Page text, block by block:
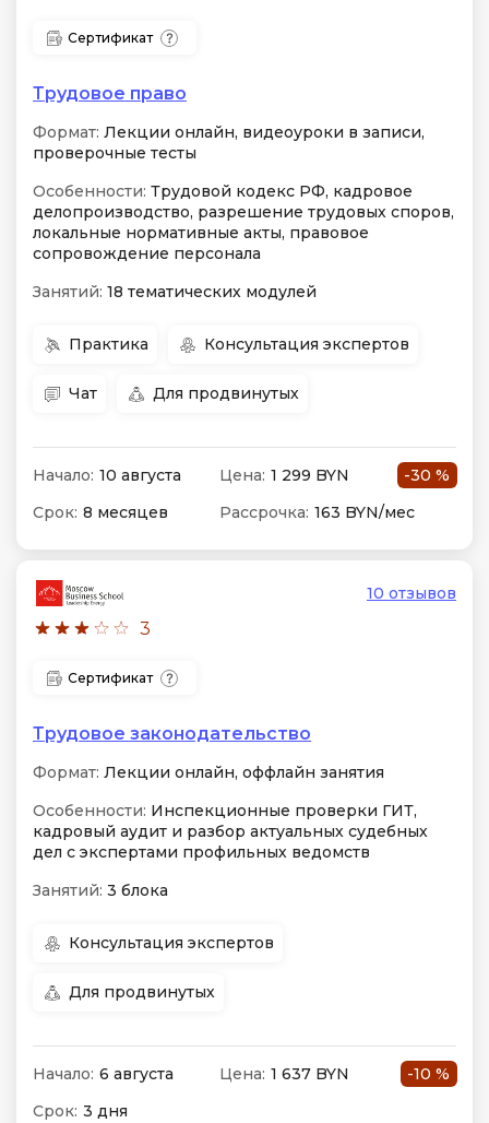
Сертификат
Трудовое право
Формат: Лекции онлайн, видеоуроки в записи,
проверочные тесты
Особенности: Трудовой кодекс РФ, кадровое
делопроизводство, разрешение трудовых споров,
локальные нормативные акты, правовое
сопровождение персонала
Занятий: 18 тематических модулей
Практика Консультация экспертов
Чат Для продвинутых
Начало: 10 августа Цена: 1 299 BYN
-30 %
Срок: 8 месяцев Рассрочка: 163 BYN/мес
3
10 отзывов
Сертификат
Трудовое законодательство
Формат: Лекции онлайн, оффлайн занятия
Особенности: Инспекционные проверки ГИТ,
кадровый аудит и разбор актуальных судебных
дел с экспертами профильных ведомств
Занятий: 3 блока
Консультация экспертов
Для продвинутых
Начало: 6 августа Цена: 1 637 BYN
-10 %
Срок: 3 дня